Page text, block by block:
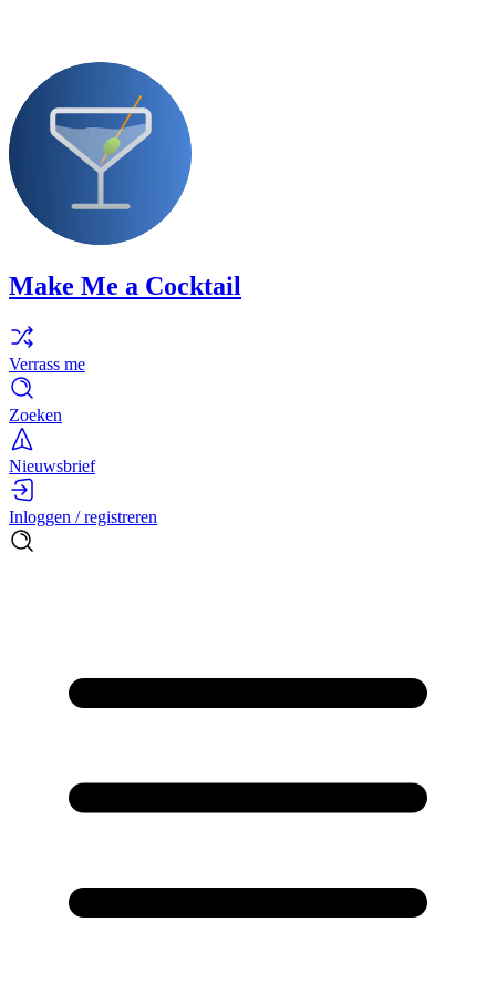
Make Me a Cocktail
Verrass me
Zoeken
Nieuwsbrief
Inloggen / registreren